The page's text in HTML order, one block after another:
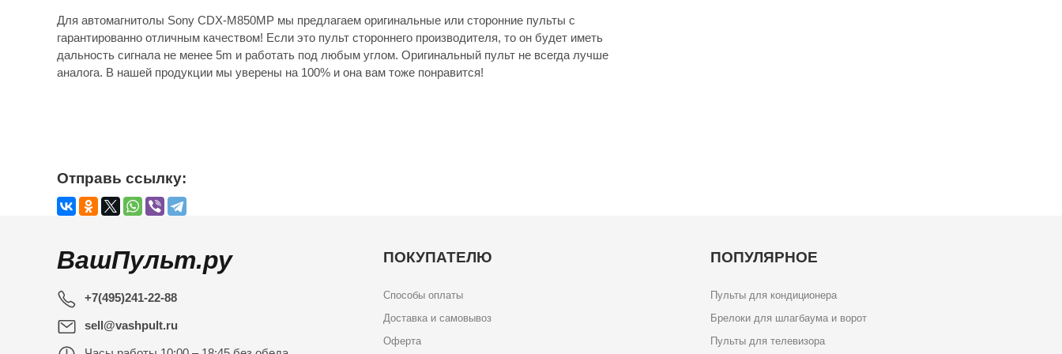
Для автомагнитолы Sony CDX-M850MP мы предлагаем оригинальные или сторонние пульты с
гарантированно отличным качеством! Если это пульт стороннего производителя, то он будет иметь
дальность сигнала не менее 5m и работать под любым углом. Оригинальный пульт не всегда лучше
аналога. В нашей продукции мы уверены на 100% и она вам тоже понравится!
Отправь ссылку:
ВашПульт.ру
+7(495)241-22-88
sell@vashpult.ru
ПОКУПАТЕЛЮ
Способы оплаты
Доставка и самовывоз
Оферта
ПОПУЛЯРНОЕ
Пульты для кондиционера
Брелоки для шлагбаума и ворот
Пульты для телевизора